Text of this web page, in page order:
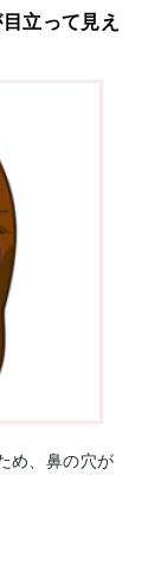
立って見え
め、鼻の穴が